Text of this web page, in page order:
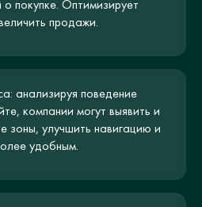
покупке. Оптимизирует
продажи.
анализируя поведение
компании могут выявить и
зоны, улучшить навигацию и
удобным.